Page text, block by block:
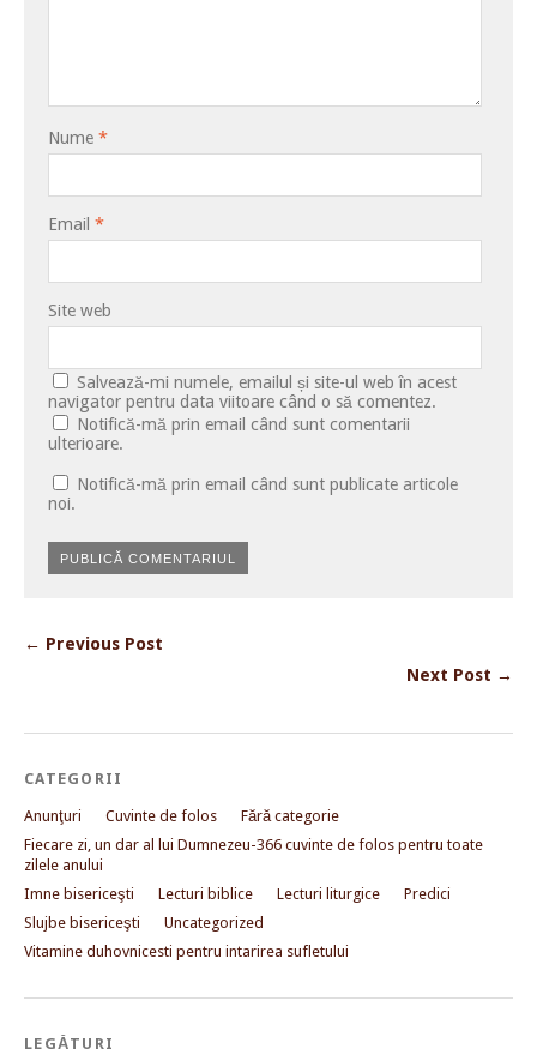
Nume *
Email *
Site web
Salvează-mi numele, emailul și site-ul web în acest
navigator pentru data viitoare când o să comentez.
Notifică-mă prin email când sunt comentarii
ulterioare.
Notifică-mă prin email când sunt publicate articole
noi.
← Previous Post
Next Post →
CATEGORII
Anunţuri Cuvinte de folos
Fără categorie
Fiecare zi, un dar al lui Dumnezeu-366 cuvinte de folos pentru toate
zilele anului
Imne bisericeşti
Lecturi biblice Lecturi liturgice
Predici
Slujbe bisericeşti
Uncategorized
Vitamine duhovnicesti pentru intarirea sufletului
LEGĂTURI